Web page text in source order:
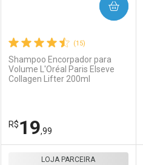
(15)
Shampoo Encorpador para
Volume L'Oréal Paris Elseve
Collagen Lifter 200ml
R$19,99
COMPRAR
LOJA PARCEIRA